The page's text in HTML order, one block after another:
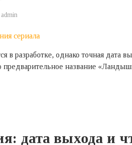
admin
в разработке, однако точная дата
название
дата выхода и